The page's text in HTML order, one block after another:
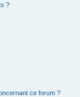
?
ce forum ?